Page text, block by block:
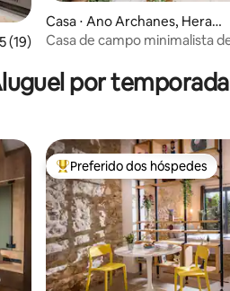
uma avaliação média de 5, 19
5 (19)
Casa ⋅ Ano Archanes, Herakli
on, Crete
Casa de campo minimalista
por
Entre os melhores preferidos
Preferido dos hóspedes